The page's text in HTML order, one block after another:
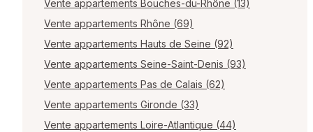
Vente appartements Bouches-du-Rhône (13)
Vente appartements Rhône (69)
Vente appartements Hauts de Seine (92)
Vente appartements Seine-Saint-Denis (93)
Vente appartements Pas de Calais (62)
Vente appartements Gironde (33)
Vente appartements Loire-Atlantique (44)